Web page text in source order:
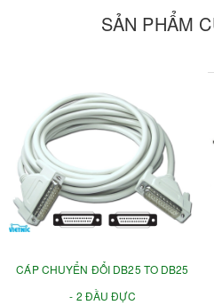
SẢN PHẨM
CÁP CHUYỂN ĐỔI DB25 TO DB25
- 2 ĐẦU ĐỰC